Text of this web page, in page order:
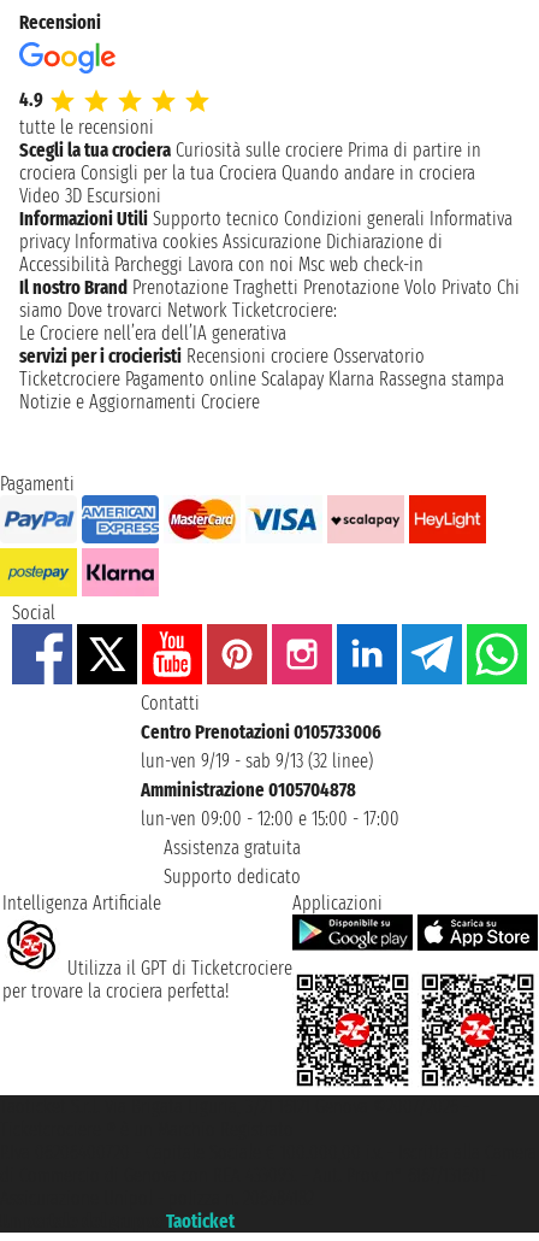
Recensioni
4.9
tutte le recensioni
Scegli la tua crociera Curiosità sulle crociere Prima di partire in
crociera Consigli per la tua Crociera Quando andare in crociera
Video 3D Escursioni
Informazioni Utili Supporto tecnico Condizioni generali Informativa
privacy Informativa cookies Assicurazione Dichiarazione di
Accessibilità Parcheggi Lavora con noi Msc web check-in
Il nostro Brand Prenotazione Traghetti Prenotazione Volo Privato Chi
siamo Dove trovarci Network Ticketcrociere:
Le Crociere nell’era dell’IA generativa
servizi per i crocieristi Recensioni crociere Osservatorio
Ticketcrociere Pagamento online Scalapay Klarna Rassegna stampa
Notizie e Aggiornamenti Crociere
Pagamenti
Social
Contatti
Centro Prenotazioni 0105733006
lun-ven 9/19 - sab 9/13 (32 linee)
Amministrazione 0105704878
lun-ven 09:00 - 12:00 e 15:00 - 17:00
Assistenza gratuita
Supporto dedicato
Intelligenza Artificiale
Utilizza il GPT di Ticketcrociere
per trovare la crociera perfetta!
Applicazioni
Taoticket